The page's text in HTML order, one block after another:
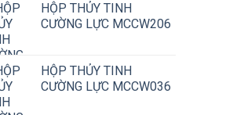
HỘP THỦY TINH
CƯỜNG LỰC MCCW206
HỘP THỦY TINH
CƯỜNG LỰC MCCW036